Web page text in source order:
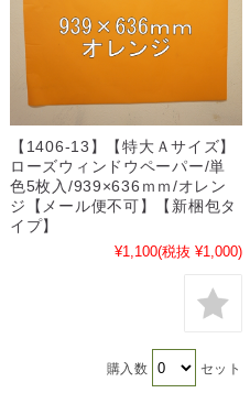
【1406-13】【特大Ａサイズ】
ローズウィンドウペーパー/単
色5枚入/939×636ｍｍ/オレン
ジ【メール便不可】【新梱包タ
イプ】
¥1,100(税抜 ¥1,000)
購入数 セット